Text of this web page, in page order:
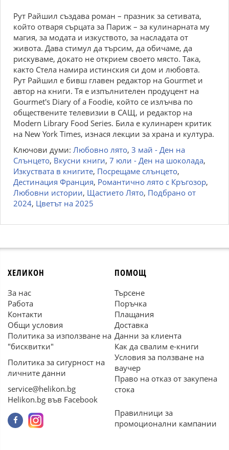
Рут Райшил създава роман – празник за сетивата,
който отваря сърцата за Париж – за кулинарната му
магия, за модата и изкуството, за насладата от
живота. Дава стимул да търсим, да обичаме, да
рискуваме, докато не открием своето място. Така,
както Стела намира истинския си дом и любовта.
Рут Райшил e бивш главен редактор на Gourmet и
автор на книги. Тя е изпълнителен продуцент на
Gourmet's Diary of a Foodie, който се излъчва по
обществените телевизии в САЩ, и редактор на
Modern Library Food Series. Била е кулинарен критик
на New York Times, изнася лекции за храна и култура.
Ключови думи: Любовно лято, 3 май - Ден на
Слънцето, Вкусни книги, 7 юли - Ден на шоколада,
Изкуствата в книгите, Посрещаме слънцето,
Дестинация Франция, Романтично лято с Кръгозор,
Любовни истории, Щастието Лято, Подбрано от
2024, Цветът на 2025
ХЕЛИКОН
За нас
Работа
Контакти
Общи условия
Политика за използване на
"бисквитки"
Политика за сигурност на
личните данни
service@helikon.bg
Helikon.bg във Facebook
ПОМОЩ
Търсене
Поръчка
Плащания
Доставка
Данни за клиента
Как да свалим е-книги
Условия за ползване на
ваучер
Право на отказ от закупена
стока
Правилници за
промоционални кампании